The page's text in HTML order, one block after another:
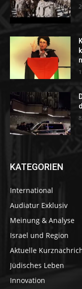
KATEGORIEN
International
Audiatur Exklusiv
Meinung & Analyse
Israel und Region
Aktuelle
Jüdisches Leben
Innovation